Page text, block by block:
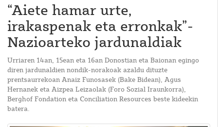
“Aiete hamar urte,
irakaspenak eta erronkak”-
Nazioarteko jardunaldiak
Urriaren 14an, 15ean eta 16an Donostian eta Baionan egingo
diren jardunaldien nondik-norakoak azaldu dituzte
prentsaurrekoan Anaiz Funosasek (Bake Bidean), Agus
Hernanek eta Aizpea Leizaolak (Foro Sozial Iraunkorra),
Berghof Fondation eta Conciliation Resources beste kideekin
batera.